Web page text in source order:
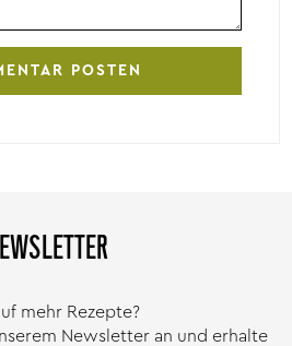
mehr Rezepte?
Newsletter an und erhalte